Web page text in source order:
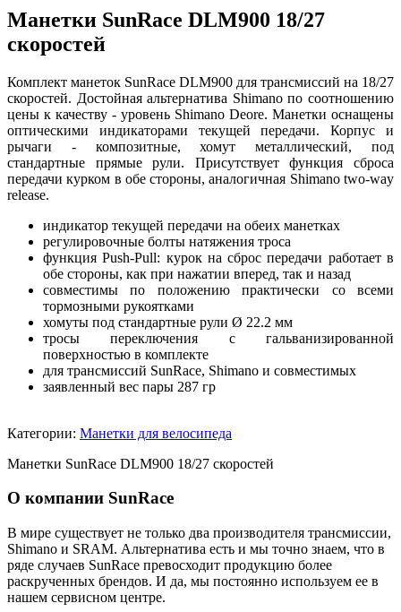
Манетки SunRace DLM900 18/27
скоростей
Комплект манеток SunRace DLM900 для трансмиссий на 18/27
скоростей. Достойная альтернатива Shimano по соотношению
цены к качеству - уровень Shimano Deore. Манетки оснащены
оптическими индикаторами текущей передачи. Корпус и
рычаги - композитные, хомут металлический, под
стандартные прямые рули. Присутствует функция сброса
передачи курком в обе стороны, аналогичная Shimano two-way
release.
индикатор текущей передачи на обеих манетках
регулировочные болты натяжения троса
функция Push-Pull: курок на сброс передачи работает в
обе стороны, как при нажатии вперед, так и назад
совместимы по положению практически со всеми
тормозными рукоятками
хомуты под стандартные рули Ø 22.2 мм
тросы переключения с гальванизированной
поверхностью в комплекте
для трансмиссий SunRace, Shimano и совместимых
заявленный вес пары 287 гр
Категории: Манетки для велосипеда
Манетки SunRace DLM900 18/27 скоростей
О компании SunRace
В мире существует не только два производителя трансмиссии,
Shimano и SRAM. Альтернатива есть и мы точно знаем, что в
ряде случаев SunRace превосходит продукцию более
раскрученных брендов. И да, мы постоянно используем ее в
нашем сервисном центре.